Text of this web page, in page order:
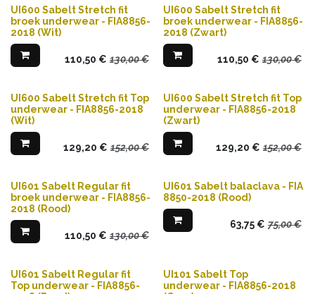
UI600 Sabelt Stretch fit
broek underwear - FIA8856-
2018 (Wit)
110,50 € 130,00€
UI600 Sabelt Stretch fit
broek underwear - FIA8856-
2018 (Zwart)
110,50 € 130,00€
UI600 Sabelt Stretch fit Top
underwear - FIA8856-2018
(Wit)
129,20 € 152,00€
UI600 Sabelt Stretch fit Top
underwear - FIA8856-2018
(Zwart)
129,20 € 152,00€
UI601 Sabelt Regular fit
broek underwear - FIA8856-
2018 (Rood)
110,50 € 130,00€
UI601 Sabelt balaclava - FIA
8850-2018 (Rood)
63,75€ 75,00€
UI601 Sabelt Regular fit
Top underwear - FIA8856-
UI101 Sabelt Top
underwear - FIA8856-2018